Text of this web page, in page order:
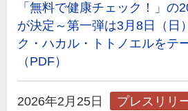
「無料で健康チェック！」の
が決定～第一弾は3月8日（日
ク・ハカル・トトノエルをテ
（PDF）
2026年2月25日
プレスリリ